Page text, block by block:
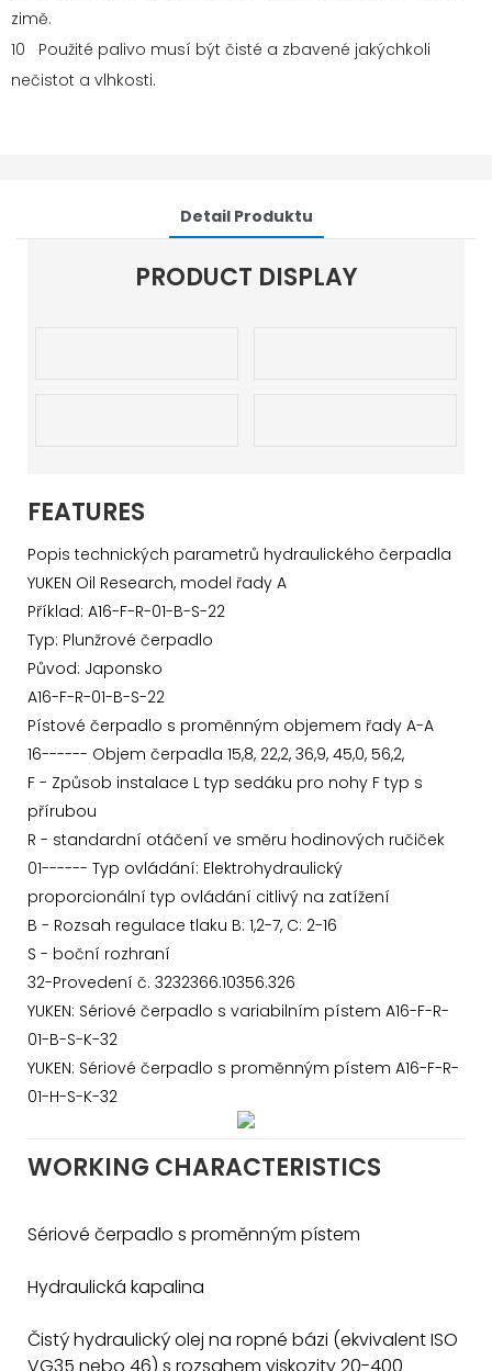
zimě.
10 Použité palivo musí být čisté a zbavené jakýchkoli
nečistot a vlhkosti.
Detail Produktu
PRODUCT DISPLAY
FEATURES
Popis technických parametrů hydraulického čerpadla
YUKEN Oil Research, model řady A
Příklad: A16-F-R-01-B-S-22
Typ: Plunžrové čerpadlo
Původ: Japonsko
A16-F-R-01-B-S-22
Pístové čerpadlo s proměnným objemem řady A-A
16------ Objem čerpadla 15,8, 22,2, 36,9, 45,0, 56,2,
F - Způsob instalace L typ sedáku pro nohy F typ s
přírubou
R - standardní otáčení ve směru hodinových ručiček
01------ Typ ovládání: Elektrohydraulický
proporcionální typ ovládání citlivý na zatížení
B - Rozsah regulace tlaku B: 1,2-7, C: 2-16
S - boční rozhraní
32-Provedení č. 3232366.10356.326
YUKEN: Sériové čerpadlo s variabilním pístem A16-F-R-
01-B-S-K-32
YUKEN: Sériové čerpadlo s proměnným pístem A16-F-R-
01-H-S-K-32
WORKING CHARACTERISTICS
Sériové čerpadlo s proměnným pístem
Hydraulická kapalina
Čistý hydraulický olej na ropné bázi (ekvivalent ISO
VG35 nebo 46) s rozsahem viskozity 20-400